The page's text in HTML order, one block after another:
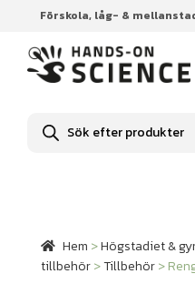
Förskola, låg- &
Produktsökning
Hem Högstadiet &
Tillbehör
Rengöringskit för
Hem >Högstadiet &
tillbehör>Tillbehör>